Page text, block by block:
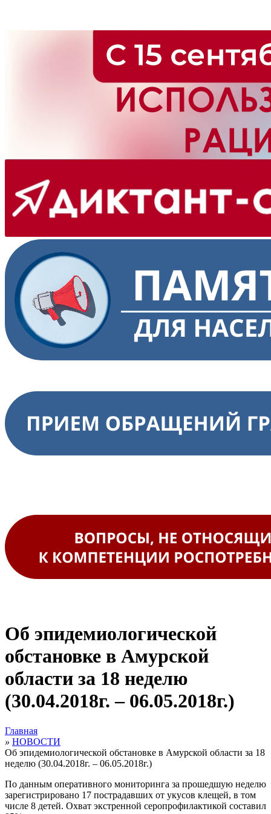
Об эпидемиологической
обстановке в Амурской
области за 18 неделю
(30.04.2018г. – 06.05.2018г.)
Главная
» НОВОСТИ
Об эпидемиологической обстановке в Амурской области за 18
неделю (30.04.2018г. – 06.05.2018г.)
По данным оперативного мониторинга за прошедшую неделю
зарегистрировано 17 пострадавших от укусов клещей, в том
числе 8 детей. Охват экстренной серопрофилактикой составил